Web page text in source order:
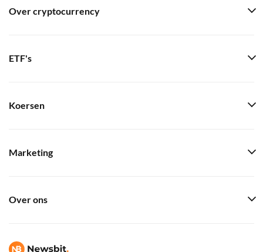
Over cryptocurrency
ETF's
Koersen
Marketing
Over ons